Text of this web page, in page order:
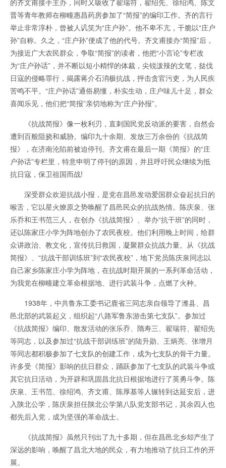
的齐文甫接手主办，同时又吸收了翟瑞符，翟绍先、徐绍鸿、陈文
晋等青年教师在柳疃惠昌药房参加了“简报”的编印工作。齐的言行
举止非常淳朴，曾被人讥笑为“庄户孙”。他不卑不亢，干脆以“庄户
孙”自称。久之，“庄户孙”便成了他的代号。齐文甫接办“简报”后，
为接近广大农民群众，争取“简报”的读者，他把“小言论”专栏改
为“庄户孙话”，并不断以短小精悍的体裁，尖锐泼辣的文笔，挞伐
日寇的侵略罪行，揭露蒋介石消极抗战，抨击贪官污吏，为人民疾
苦鸣不平。“庄户孙话”通俗易懂，朴实生动，庄户味儿十足，群众
喜闻乐见，他们把“简报”亲切地称为“庄户孙报”。
《抗战简报》像一枚利刃，直刺国民党反动派的要害，自然会
遭到百般阻挠和威胁。编印九十余期、发放三万余份的《抗战简
报》，在济南沦陷前被迫停刊。齐文甫在最后一期《简报》的“庄
户孙话”专栏里，特意申明了停刊的原因，并且呼吁民众继续为抵
抗日寇，保卫祖国而战!
深受群众欢迎抗战小报，是党在昌邑发动爱国群众奋起抗日的
喉舌，它以星火燎原之势唤醒了昌邑民众的抗战热情。陈庆泉、张
乐乔和王书范三人，在创办《抗战简报》、举办“抗干班”的同时，
还以陈家庄小学为阵地创办了农民夜校。他们利用晚上时间，给群
众讲政治、教文化，宣传抗日救国，凝聚群众抗战力量。从《抗战
简报》、“抗战干部训练班”到“农民夜校”，地下党员陈庆泉同志以
自己家乡陈家庄小学为阵地，在抗战时期开展的一系列革命活动，
为我党在柳疃建立革命根据地、进行武装斗争，点燃了火种。
1938年，中共鲁东工委书记鹿省三同志亲自领导了潍县、昌
邑北部的武装起义，组织起“八路军鲁东游击第七支队”。参加过
《抗战简报》编印、散发活动的张乐乔、隋寿三、翟瑞符、翟绍先
等同志，以及参加过“抗战干部训练班”的陆升勋、王炳亮、张增月
等同志都积极参加了七支队的创建工作，成为七支队的骨干力量。
许多受《简报》影响的抗日群众，踊跃参加了七支队的武装斗争或
其它抗日活动，为开辟和巩固昌北抗日根据地进行了英勇斗争。陈
庆泉、王书范、徐绍鸿、齐文甫、陈厚基等人辗转到达延安后，进
入陕北公学，陈庆泉担任陕北公学第八队党支部书记，其余四人也
都先后入党，成为坚强的革命战士。
《抗战简报》虽然只刊出了九十多期，但在昌邑北乡却产生了
深远的影响，唤醒了昌北大地的民众，有力地推动了抗日工作的开
展。